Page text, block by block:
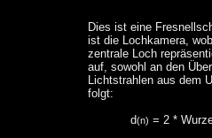
Dies ist eine
ist die Lochkamera,
zentrale Loch
auf, sowohl an den
Lichtstrahlen aus dem
folgt:
d(n) = 2 *